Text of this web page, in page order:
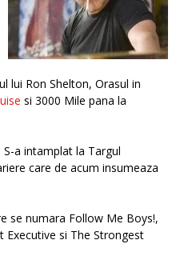
lui Ron Shelton, Orasul in
si 3000 Mile pana la
a intamplat la Targul
care de acum insumeaza
se numara Follow Me Boys!,
si The Strongest